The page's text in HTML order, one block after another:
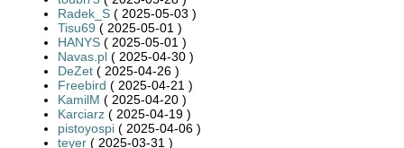
Radek_S ( 2025-05-03 )
Tisu69 ( 2025-05-01 )
HANYS ( 2025-05-01 )
Navas.pl ( 2025-04-30 )
DeZet ( 2025-04-26 )
Freebird ( 2025-04-21 )
KamilM ( 2025-04-20 )
Karciarz ( 2025-04-19 )
pistoyospi ( 2025-04-06 )
teyer ( 2025-03-31 )